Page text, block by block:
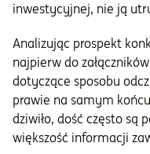
inwestycyjnej, nie ją
Analizując prospekt
najpierw do
dotyczące sposobu
prawie na samym
dziwiło, dość często są
większość informacji